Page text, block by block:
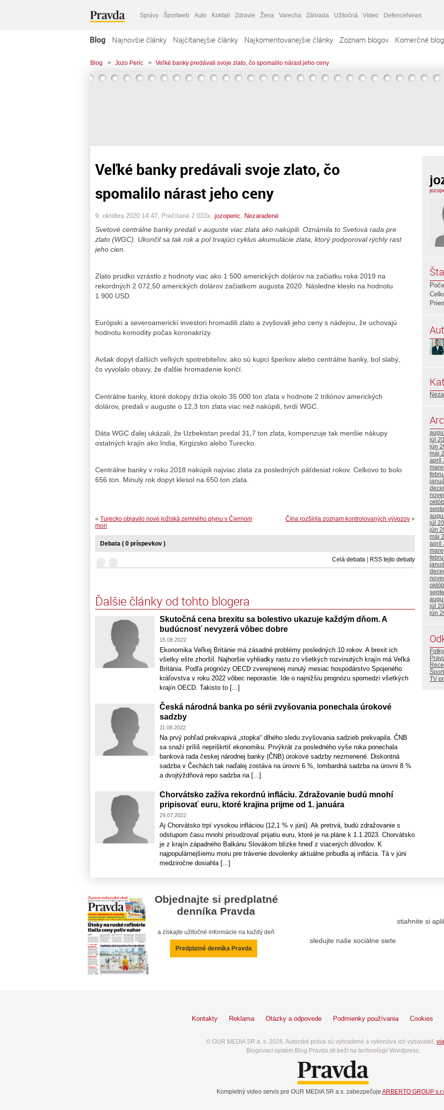
Správy Športweb Auto Koktail Zdravie Žena Varecha Záhrada Užitočná Video DefenceNews
Blog Najnovšie články Najčítanejšie články Najkomentovanejšie články Zoznam blogov Komerčné
Blog > Jozo Peric > Veľké banky predávali svoje zlato, čo spomalilo nárast jeho ceny
Veľké banky predávali svoje zlato, čo
spomalilo nárast jeho ceny
9. októbra 2020 14:47 , Prečítané 2 033x, jozoperic Nezaradené
Svetové centrálne banky predali v auguste viac zlata ako nakúpili. Oznámila to Svetová rada pre
zlato (WGC). Ukončil sa tak rok a pol trvajúci cyklus akumulácie zlata, ktorý podporoval rýchly rast
jeho cien.
Zlato prudko vzrástlo z hodnoty viac ako 1 500 amerických dolárov na začiatku roka 2019 na
rekordných 2 072,50 amerických dolárov začiatkom augusta 2020. Následne kleslo na hodnotu
1 900 USD.
Európski a severoamerickí investori hromadili zlato a zvyšovali jeho ceny s nádejou, že uchovajú
hodnotu komodity počas koronakrízy.
Avšak dopyt ďalších veľkých spotrebiteľov, ako sú kupci šperkov alebo centrálne banky, bol slabý,
čo vyvolalo obavy, že ďalšie hromadenie končí.
Centrálne banky, ktoré dokopy držia okolo 35 000 ton zlata v hodnote 2 triliónov amerických
dolárov, predali v auguste o 12,3 ton zlata viac než nakúpili, tvrdí WGC.
Dáta WGC ďalej ukázali, že Uzbekistan predal 31,7 ton zlata, kompenzuje tak menšie nákupy
ostatných krajín ako India, Kirgizsko alebo Turecko.
Centrálne banky v roku 2018 nakúpili najviac zlata za posledných päťdesiat rokov. Celkovo to bolo
656 ton. Minulý rok dopyt klesol na 650 ton zlata.
Čína rozšírila zoznam kontrolovaných vývozov »
« Turecko objavilo nové ložiská zemného plynu v Čiernom
mori
Debata ( 0 príspevkov )
Celá debata RSS tejto debaty
Ďalšie články od tohto blogera
Skutočná cena brexitu sa bolestivo ukazuje každým dňom. A
budúcnosť nevyzerá vôbec dobre
15.08.2022
Ekonomika Veľkej Británie má zásadné problémy posledných 10 rokov. A brexit ich
všetky ešte zhoršil. Najhoršie vyhliadky rastu zo všetkých rozvinutých krajín má Veľká
Británia. Podľa prognózy OECD zverejnenej minulý mesiac hospodárstvo Spojeného
kráľovstva v roku 2022 vôbec neporastie. Ide o najnižšiu prognózu spomedzi všetkých
krajín OECD. Takisto to [...]
Česká národná banka po sérii zvyšovania ponechala úrokové
sadzby
11.08.2022
Na prvý pohľad prekvapivá „stopka“ dlhého sledu zvyšovania sadzieb prekvapila. ČNB
sa snaží príliš nepriškrtiť ekonomiku. Prvýkrát za posledného vyše roka ponechala
banková rada českej národnej banky (ČNB) úrokové sadzby nezmenené. Diskontná
sadzba v Čechách tak naďalej zostáva na úrovni 6 %, lombardná sadzba na úrovni 8 %
a dvojtýždňová repo sadzba na [...]
Chorvátsko zažíva rekordnú infláciu. Zdražovanie budú mnohí
pripisovať euru, ktoré krajina prijme od 1. januára
29.07.2022
Aj Chorvátsko trpí vysokou infláciou (12,1 % v júni). Ak pretrvá, budú zdražovanie s
odstupom času mnohí prisudzovať prijatiu euru, ktoré je na pláne k 1.1.2023. Chorvátsko
je z krajín západného Balkánu Slovákom blízke hneď z viacerých dôvodov. K
najpopulárnejšiemu moru pre trávenie dovolenky aktuálne pribudla aj inflácia. Tá v júni
medziročne dosiahla [...]
júl
jún
máj
apríl
júl
jún
máj
apríl
júl
jún
Fotky
Šport
TV
Objednajte si predplatné
denníka Pravda
a získajte užitočné informácie na každý deň
Predplatné denníka Pravda
sledujte naše sociálne siete
stiahnite si
Kontakty Reklama Otázky a odpovede Podmienky používania Cookies
© OUR MEDIA SR a. s. 2026. Autorské práva sú vyhradené a vykonáva ich vydavateľ,
Blogovací systém Blog.Pravda.sk beží na technológií Wordpress.
Kompletný video servis pre OUR MEDIA SR a.s. zabezpečuje ARBERTO GROUP